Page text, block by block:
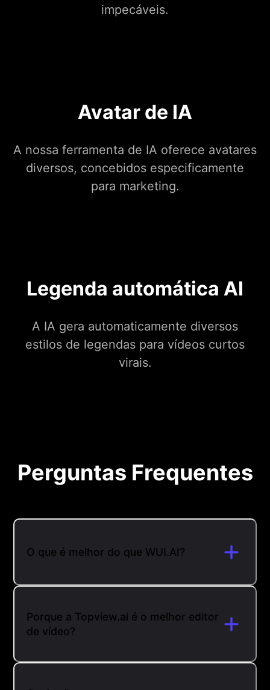
impecáveis.
Avatar de IA
A nossa ferramenta de IA oferece avatares
diversos, concebidos especificamente
para marketing.
Legenda automática AI
A IA gera automaticamente diversos
estilos de legendas para vídeos curtos
virais.
Perguntas Frequentes
O que é melhor do que WUI.AI?
Porque a Topview.ai é o melhor editor
de vídeo?